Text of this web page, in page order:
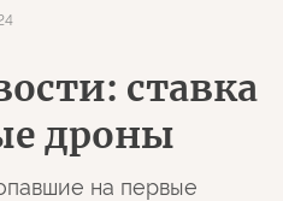
ставка
дроны
на первые